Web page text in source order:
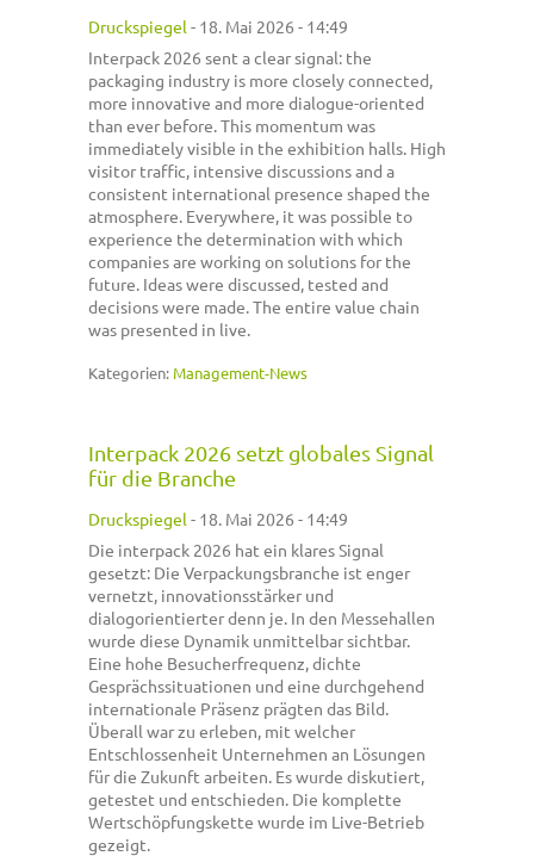
Druckspiegel - 18. Mai 2026 - 14:49
Interpack 2026 sent a clear signal: the
packaging industry is more closely connected,
more innovative and more dialogue-oriented
than ever before. This momentum was
immediately visible in the exhibition halls. High
visitor traffic, intensive discussions and a
consistent international presence shaped the
atmosphere. Everywhere, it was possible to
experience the determination with which
companies are working on solutions for the
future. Ideas were discussed, tested and
decisions were made. The entire value chain
was presented in live.
Kategorien: Management-News
Interpack 2026 setzt globales Signal
für die Branche
Druckspiegel - 18. Mai 2026 - 14:49
Die interpack 2026 hat ein klares Signal
gesetzt: Die Verpackungsbranche ist enger
vernetzt, innovationsstärker und
dialogorientierter denn je. In den Messehallen
wurde diese Dynamik unmittelbar sichtbar.
Eine hohe Besucherfrequenz, dichte
Gesprächssituationen und eine durchgehend
internationale Präsenz prägten das Bild.
Überall war zu erleben, mit welcher
Entschlossenheit Unternehmen an Lösungen
für die Zukunft arbeiten. Es wurde diskutiert,
getestet und entschieden. Die komplette
Wertschöpfungskette wurde im Live-Betrieb
gezeigt.